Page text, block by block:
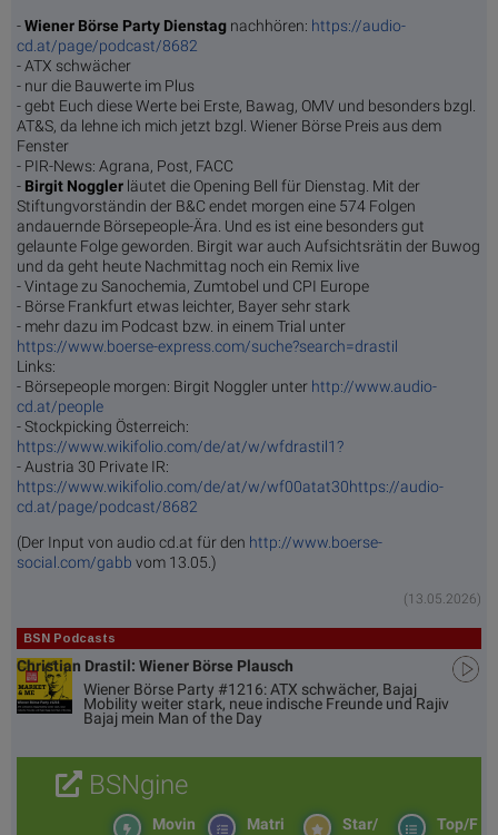
-Wiener Börse Party Dienstag nachhören: https://audio-
cd.at/page/podcast/8682
- ATX schwächer
- nur die Bauwerte im Plus
- gebt Euch diese Werte bei Erste, Bawag, OMV und besonders bzgl.
AT&S, da lehne ich mich jetzt bzgl. Wiener Börse Preis aus dem
Fenster
- PIR-News: Agrana, Post, FACC
- Birgit Noggler läutet die Opening Bell für Dienstag. Mit der
Stiftungvorständin der B&C endet morgen eine 574 Folgen
andauernde Börsepeople-Ära. Und es ist eine besonders gut
gelaunte Folge geworden. Birgit war auch Aufsichtsrätin der Buwog
und da geht heute Nachmittag noch ein Remix live
- Vintage zu Sanochemia, Zumtobel und CPI Europe
- Börse Frankfurt etwas leichter, Bayer sehr stark
- mehr dazu im Podcast bzw. in einem Trial unter
https://www.boerse-express.com/suche?search=drastil
Links:
- Börsepeople morgen: Birgit Noggler unter http://www.audio-
cd.at/people
- Stockpicking Österreich:
https://www.wikifolio.com/de/at/w/wfdrastil1?
- Austria 30 Private IR:
https://www.wikifolio.com/de/at/w/wf00atat30https://audio-
cd.at/page/podcast/8682
(Der Input von audio cd.at für den http://www.boerse-
social.com/gabb vom 13.05.)
(13.05.2026)
BSN Podcasts
Christian Drastil: Wiener Börse Plausch
Wiener Börse Party #1216: ATX schwächer, Bajaj
Mobility weiter stark, neue indische Freunde und Rajiv
Bajaj mein Man of the Day
BSNgine
Top/F
Star/
Matri
Movin